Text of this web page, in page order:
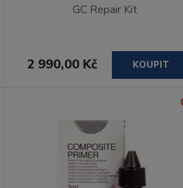
GC Repair Kit
2 990,00 Kč KOUPIT